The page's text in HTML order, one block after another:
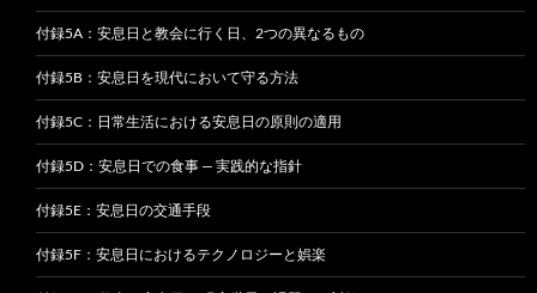
付録5A：安息日と教会に行く日、2つの異なるもの
付録5B：安息日を現代において守る方法
付録5C：日常生活における安息日の原則の適用
付録5D：安息日での食事 — 実践的な指針
付録5E：安息日の交通手段
付録5F：安息日におけるテクノロジーと娯楽